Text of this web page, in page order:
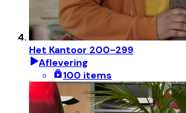
Het Kantoor 200-299
Aflevering
100 items